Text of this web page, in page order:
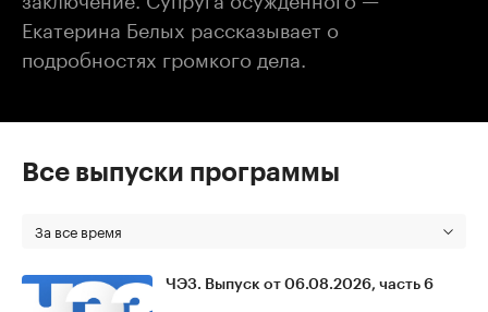
Екатерина Белых рассказывает о
подробностях громкого дела.
Все выпуски программы
За все время
ЧЭЗ. Выпуск от 06.08.2026, часть 6